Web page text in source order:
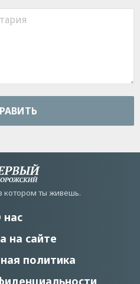
котором ты живешь.
нас
на сайте
политика